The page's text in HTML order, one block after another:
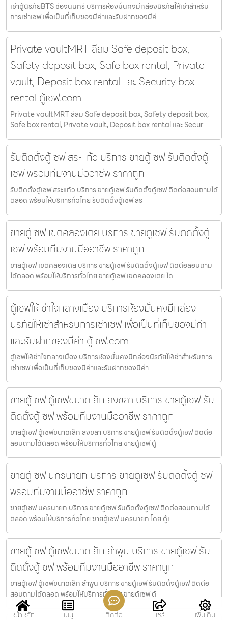
เช่าตู้นิรภัยBTS ช่องนนทรี บริการห้องมั่นคงมีกล่องนิรภัยให้เช่าสำหรับ
การเช่าเซฟ เพื่อเป็นที่เก็บของมีค่าและรับฝากของมีค่
Private vaultMRT สีลม Safe deposit box,
Safety deposit box, Safe box rental, Private
vault, Deposit box rental และ Security box
rental ตู้เซฟ.com
Private vaultMRT สีลม Safe deposit box, Safety deposit box,
Safe box rental, Private vault, Deposit box rental และ Secur
รับติดตั้งตู้เซฟ สระแก้ว บริการ ขายตู้เซฟ รับติดตั้งตู้
เซฟ พร้อมทีมงานมืออาชีพ ราคาถูก
รับติดตั้งตู้เซฟ สระแก้ว บริการ ขายตู้เซฟ รับติดตั้งตู้เซฟ ติดต่อสอบถามได้
ตลอด พร้อมให้บริการทั่วไทย รับติดตั้งตู้เซฟ สร
ขายตู้เซฟ เขตคลองเตย บริการ ขายตู้เซฟ รับติดตั้งตู้
เซฟ พร้อมทีมงานมืออาชีพ ราคาถูก
ขายตู้เซฟ เขตคลองเตย บริการ ขายตู้เซฟ รับติดตั้งตู้เซฟ ติดต่อสอบถาม
ได้ตลอด พร้อมให้บริการทั่วไทย ขายตู้เซฟ เขตคลองเตย โด
ตู้เซฟให้เช่าใจกลางเมือง บริการห้องมั่นคงมีกล่อง
นิรภัยให้เช่าสำหรับการเช่าเซฟ เพื่อเป็นที่เก็บของมีค่า
และรับฝากของมีค่า ตู้เซฟ.com
ตู้เซฟให้เช่าใจกลางเมือง บริการห้องมั่นคงมีกล่องนิรภัยให้เช่าสำหรับการ
เช่าเซฟ เพื่อเป็นที่เก็บของมีค่าและรับฝากของมีค่า
ขายตู้เซฟ ตู้เซฟขนาดเล็ก สงขลา บริการ ขายตู้เซฟ รับ
ติดตั้งตู้เซฟ พร้อมทีมงานมืออาชีพ ราคาถูก
ขายตู้เซฟ ตู้เซฟขนาดเล็ก สงขลา บริการ ขายตู้เซฟ รับติดตั้งตู้เซฟ ติดต่อ
สอบถามได้ตลอด พร้อมให้บริการทั่วไทย ขายตู้เซฟ ตู้
ขายตู้เซฟ นครนายก บริการ ขายตู้เซฟ รับติดตั้งตู้เซฟ
พร้อมทีมงานมืออาชีพ ราคาถูก
ขายตู้เซฟ นครนายก บริการ ขายตู้เซฟ รับติดตั้งตู้เซฟ ติดต่อสอบถามได้
ตลอด พร้อมให้บริการทั่วไทย ขายตู้เซฟ นครนายก โดย ตู้เ
ขายตู้เซฟ ตู้เซฟขนาดเล็ก ลำพูน บริการ ขายตู้เซฟ รับ
ติดตั้งตู้เซฟ พร้อมทีมงานมืออาชีพ ราคาถูก
ขายตู้เซฟ ตู้เซฟขนาดเล็ก ลำพูน บริการ ขายตู้เซฟ รับติดตั้งตู้เซฟ ติดต่อ
สอบถามได้ตลอด พร้อมให้บริการทั่วไทย ขายตู้เซฟ ตู้
หน้าหลัก เมนู ติดต่อ แชร์ เพิ่มเติม